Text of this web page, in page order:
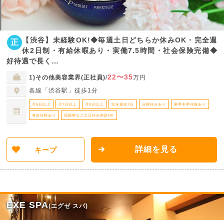
正
【渋谷】未経験OK!◆毎週土日どちらか休みOK・完全週
休2日制・有給休暇あり・実働7.5時間・社会保険完備◆
好待遇で長く…
1)その他美容業界(正社員)/22〜35万円
各線「渋谷駅」徒歩1分
月6日以上 月7日以上 月8日以上 完全週休2日 日曜休みあり 夏季冬季休暇あり
有給休暇あり 冠婚祭など土日休み相談OK
キープ 詳細を見る
EXE SPA(エグゼ スパ)